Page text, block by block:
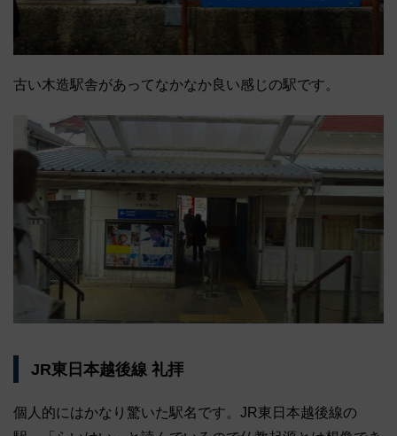
古い木造駅舎があってなかなか良い感じの駅です。
JR東日本越後線 礼拝
個人的にはかなり驚いた駅名です。JR東日本越後線の